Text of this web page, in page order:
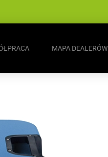
MAPA DEALERÓW